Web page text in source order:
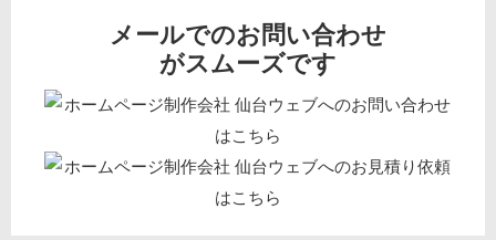
メールでのお問い合わせ
がスムーズです